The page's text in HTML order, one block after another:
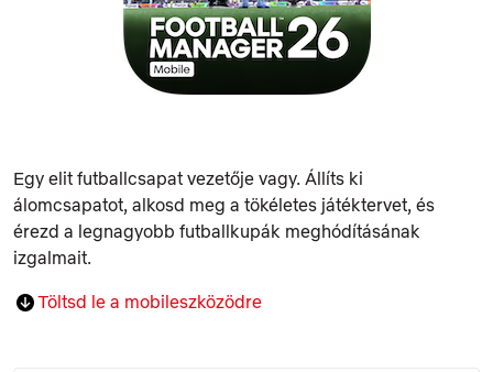
Egy elit futballcsapat vezetője vagy. Állíts ki
álomcsapatot, alkosd meg a tökéletes játéktervet, és
érezd a legnagyobb futballkupák meghódításának
izgalmait.
Töltsd le a mobileszközödre